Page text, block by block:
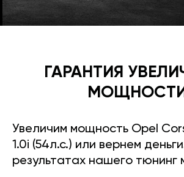
ГАРАНТИЯ
МОЩНОСТИ
Увеличим мощность Opel
1.0i (54л.с.) или вернем
результатах нашего тюнинг